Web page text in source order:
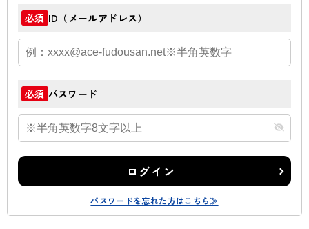
必須 ID（メールアドレス）
必須 パスワード
ログイン
パスワードを忘れた方はこちら≫